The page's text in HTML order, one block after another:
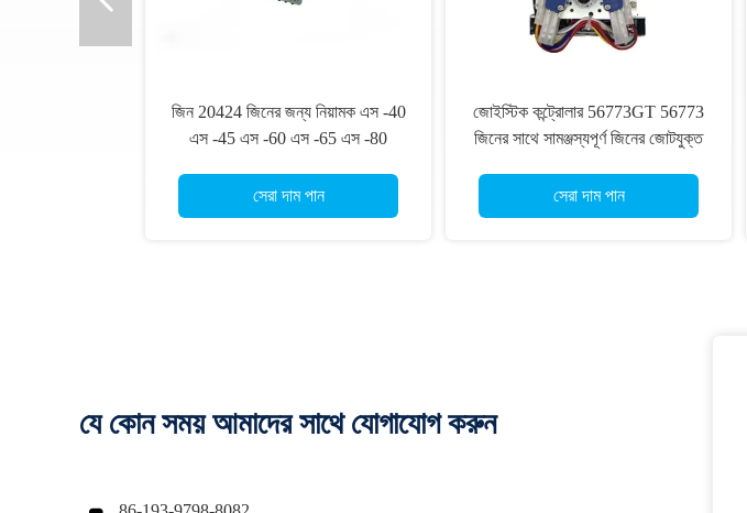
জিন 20424 জিনের জন্য নিয়ামক এস -40
এস -45 এস -60 এস -65 এস -80
সেরা দাম পান
জোইস্টিক কন্ট্রোলার 56773GT 56773
জিনের সাথে সামঞ্জস্যপূর্ণ জিনের জোটযুক্ত
জে জিনের কাঁচি লিফট
সেরা দাম পান
যে কোন সময় আমাদের সাথে যোগাযোগ করুন